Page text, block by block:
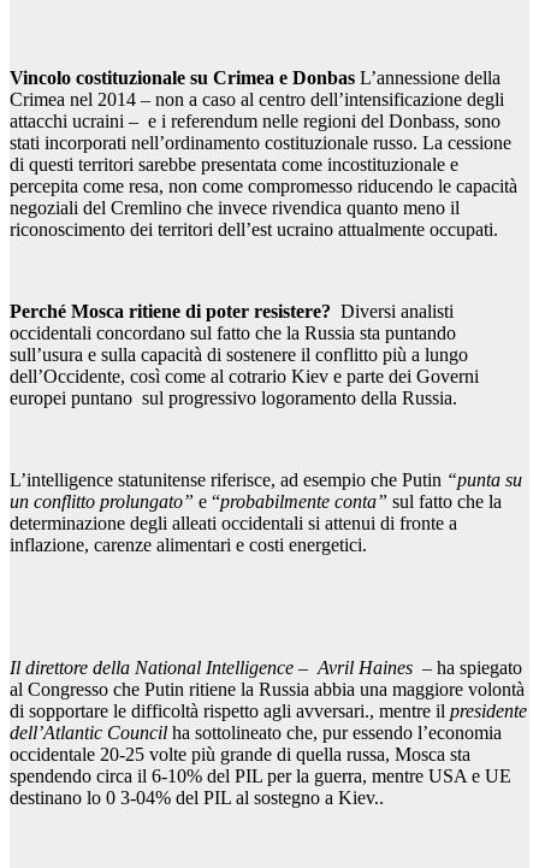
Vincolo costituzionale su Crimea e Donbas L’annessione della
Crimea nel 2014 – non a caso al centro dell’intensificazione degli
attacchi ucraini – e i referendum nelle regioni del Donbass, sono
stati incorporati nell’ordinamento costituzionale russo. La cessione
di questi territori sarebbe presentata come incostituzionale e
percepita come resa, non come compromesso riducendo le capacità
negoziali del Cremlino che invece rivendica quanto meno il
riconoscimento dei territori dell’est ucraino attualmente occupati.
Perché Mosca ritiene di poter resistere? Diversi analisti
occidentali concordano sul fatto che la Russia sta puntando
sull’usura e sulla capacità di sostenere il conflitto più a lungo
dell’Occidente, così come al cotrario Kiev e parte dei Governi
europei puntano sul progressivo logoramento della Russia.
L’intelligence statunitense riferisce, ad esempio che Putin “punta su
un conflitto prolungato” e “probabilmente conta” sul fatto che la
determinazione degli alleati occidentali si attenui di fronte a
inflazione, carenze alimentari e costi energetici.
Il direttore della National Intelligence – Avril Haines – ha spiegato
al Congresso che Putin ritiene la Russia abbia una maggiore volontà
di sopportare le difficoltà rispetto agli avversari., mentre il presidente
dell’Atlantic Council ha sottolineato che, pur essendo l’economia
occidentale 20-25 volte più grande di quella russa, Mosca sta
spendendo circa il 6-10% del PIL per la guerra, mentre USA e UE
destinano lo 0 3-04% del PIL al sostegno a Kiev..